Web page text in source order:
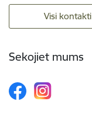
Visi kontakti
Sekojiet mums